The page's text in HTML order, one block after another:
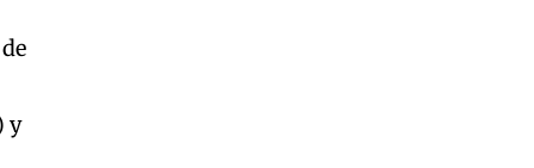
y